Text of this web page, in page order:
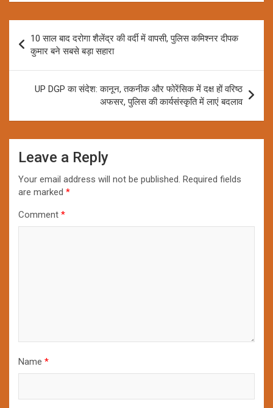
navigation
10 साल बाद दरोगा शैलेंद्र की वर्दी में वापसी, पुलिस कमिश्नर दीपक
कुमार बने सबसे बड़ा सहारा
UP DGP का संदेश: कानून, तकनीक और फोरेंसिक में दक्ष हों वरिष्ठ
अफसर, पुलिस की कार्यसंस्कृति में लाएं बदलाव
Leave a Reply
Your email address will not be published. Required fields
are marked *
Comment *
Name *